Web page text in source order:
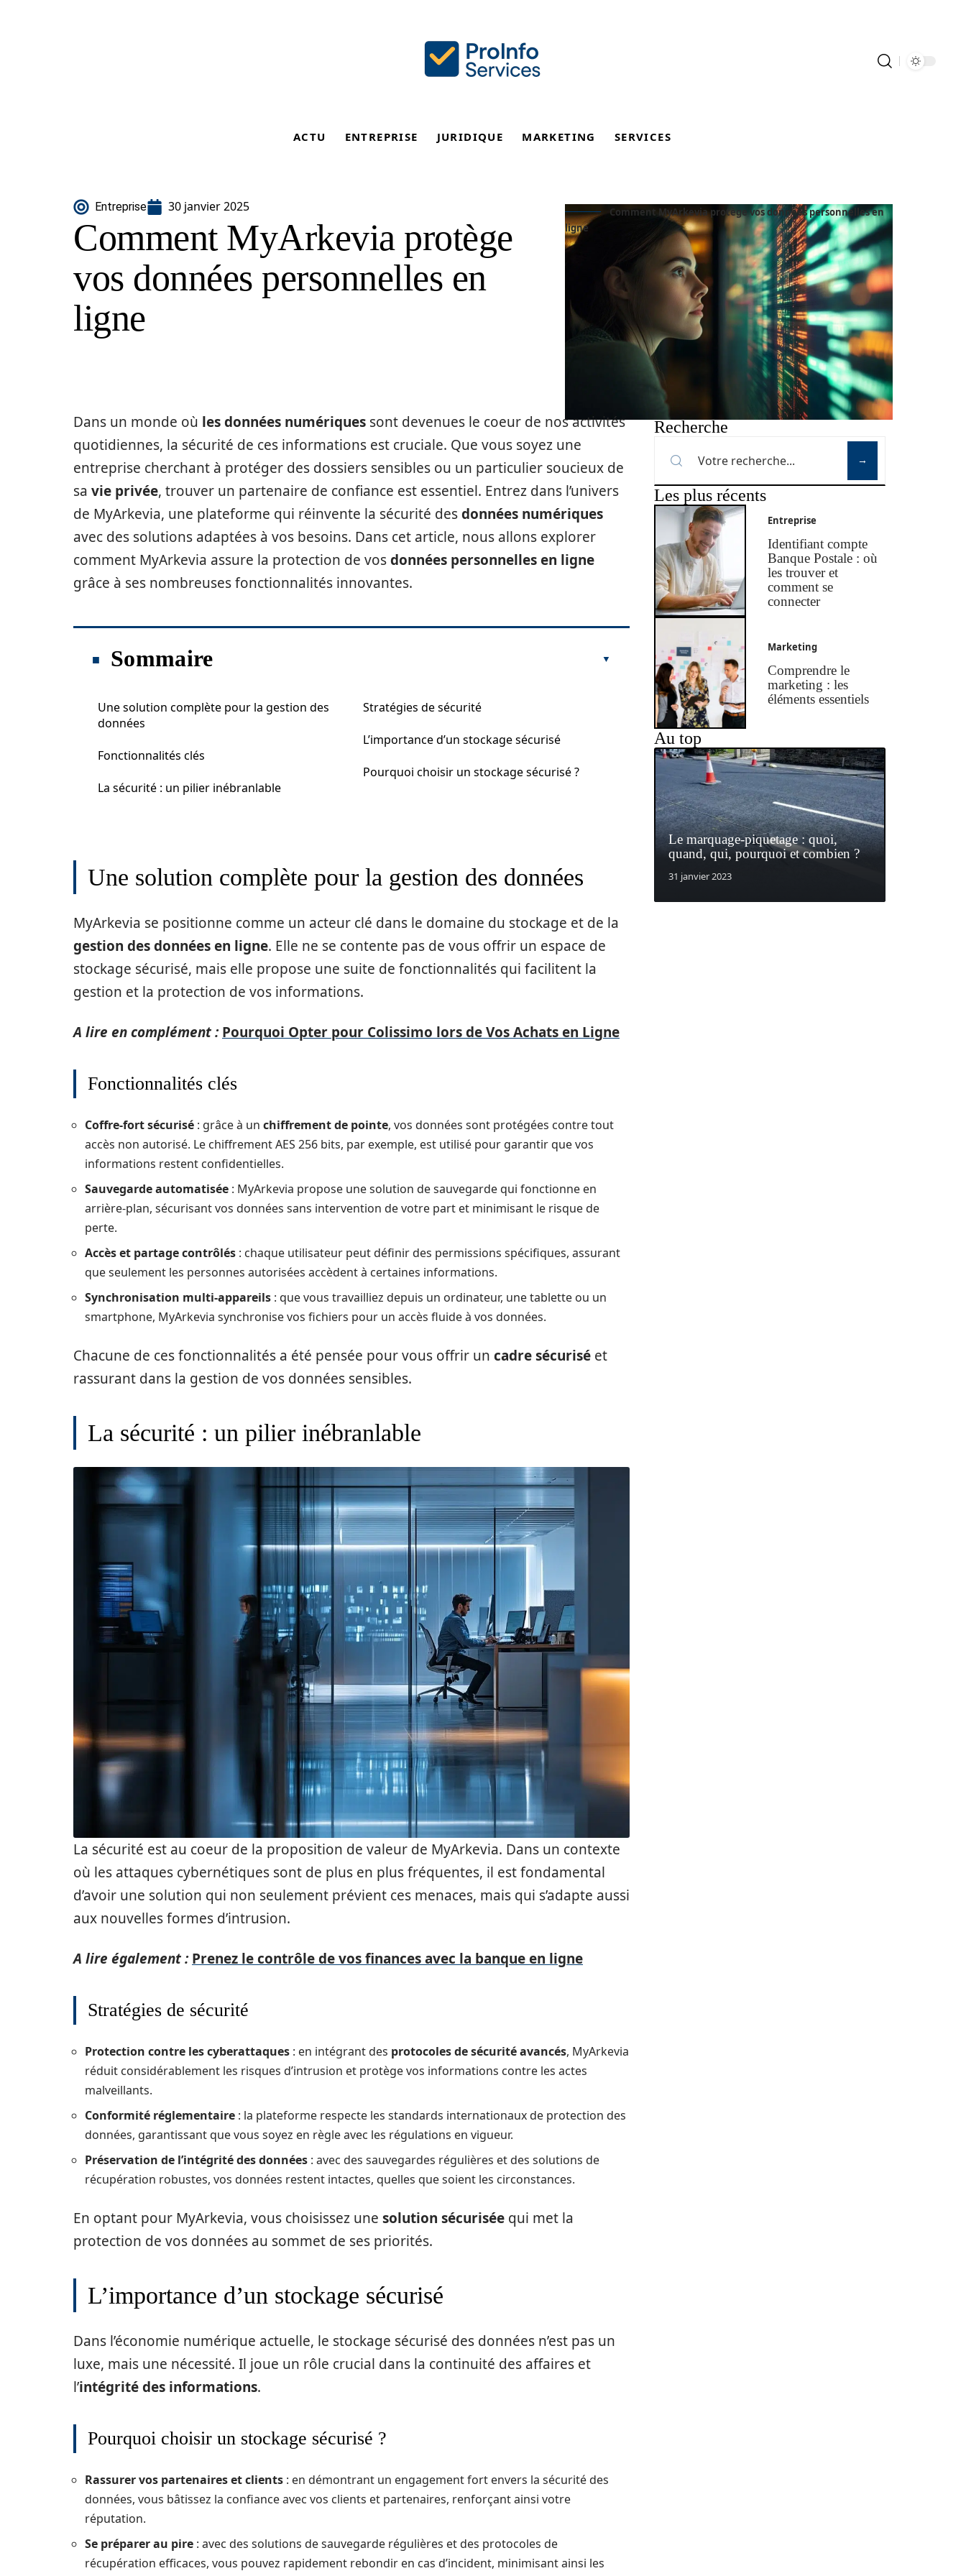
ACTU ENTREPRISE JURIDIQUE MARKETING SERVICES
Entreprise 30 janvier 2025
Comment MyArkevia protège
vos données personnelles en
ligne
Comment MyArkevia protège vos données personnelles en
ligne
Dans un monde où les données numériques sont devenues le coeur de nos activités
quotidiennes, la sécurité de ces informations est cruciale. Que vous soyez une
entreprise cherchant à protéger des dossiers sensibles ou un particulier soucieux de
sa vie privée, trouver un partenaire de confiance est essentiel. Entrez dans l’univers
de MyArkevia, une plateforme qui réinvente la sécurité desdonnées numériques
avec des solutions adaptées à vos besoins. Dans cet article, nous allons explorer
comment MyArkevia assure la protection de vosdonnées personnelles en ligne
grâce à ses nombreuses fonctionnalités innovantes.
Sommaire
Une solution complète pour la gestion des
données
Fonctionnalités clés
La sécurité : un pilier inébranlable
Stratégies de sécurité
L’importance d’un stockage sécurisé
Pourquoi choisir un stockage sécurisé ?
Une solution complète pour la gestion des données
MyArkevia se positionne comme un acteur clé dans le domaine du stockage et de la
gestion des données en ligne. Elle ne se contente pas de vous offrir un espace de
stockage sécurisé, mais elle propose une suite de fonctionnalités qui facilitent la
gestion et la protection de vos informations.
A lire en complément : Pourquoi Opter pour Colissimo lors de Vos Achats en Ligne
Fonctionnalités clés
Coffre-fort sécurisé : grâce à un chiffrement de pointe, vos données sont protégées contre tout
accès non autorisé. Le chiffrement AES 256 bits, par exemple, est utilisé pour garantir que vos
informations restent confidentielles.
Sauvegarde automatisée : MyArkevia propose une solution de sauvegarde qui fonctionne en
arrière-plan, sécurisant vos données sans intervention de votre part et minimisant le risque de
perte.
Accès et partage contrôlés : chaque utilisateur peut définir des permissions spécifiques, assurant
que seulement les personnes autorisées accèdent à certaines informations.
Synchronisation multi-appareils : que vous travailliez depuis un ordinateur, une tablette ou un
smartphone, MyArkevia synchronise vos fichiers pour un accès fluide à vos données.
Chacune de ces fonctionnalités a été pensée pour vous offrir un cadre sécurisé et
rassurant dans la gestion de vos données sensibles.
La sécurité : un pilier inébranlable
La sécurité est au coeur de la proposition de valeur de MyArkevia. Dans un contexte
où les attaques cybernétiques sont de plus en plus fréquentes, il est fondamental
d’avoir une solution qui non seulement prévient ces menaces, mais qui s’adapte aussi
aux nouvelles formes d’intrusion.
A lire également : Prenez le contrôle de vos finances avec la banque en ligne
Stratégies de sécurité
Protection contre les cyberattaques : en intégrant des protocoles de sécurité avancés, MyArkevia
réduit considérablement les risques d’intrusion et protège vos informations contre les actes
malveillants.
Conformité réglementaire : la plateforme respecte les standards internationaux de protection des
données, garantissant que vous soyez en règle avec les régulations en vigueur.
Préservation de l’intégrité des données : avec des sauvegardes régulières et des solutions de
récupération robustes, vos données restent intactes, quelles que soient les circonstances.
En optant pour MyArkevia, vous choisissez une solution sécurisée qui met la
protection de vos données au sommet de ses priorités.
L’importance d’un stockage sécurisé
Dans l’économie numérique actuelle, le stockage sécurisé des données n’est pas un
luxe, mais une nécessité. Il joue un rôle crucial dans la continuité des affaires et
l’intégrité des informations.
Pourquoi choisir un stockage sécurisé ?
Rassurer vos partenaires et clients : en démontrant un engagement fort envers la sécurité des
données, vous bâtissez la confiance avec vos clients et partenaires, renforçant ainsi votre
réputation.
Se préparer au pire : avec des solutions de sauvegarde régulières et des protocoles de
récupération efficaces, vous pouvez rapidement rebondir en cas d’incident, minimisant ainsi les
Recherche
Les plus récents
Entreprise
Identifiant compte
Banque Postale : où
les trouver et
comment se
connecter
Marketing
Comprendre le
marketing : les
éléments essentiels
Au top
Le marquage-piquetage : quoi,
quand, qui, pourquoi et combien ?
31 janvier 2023